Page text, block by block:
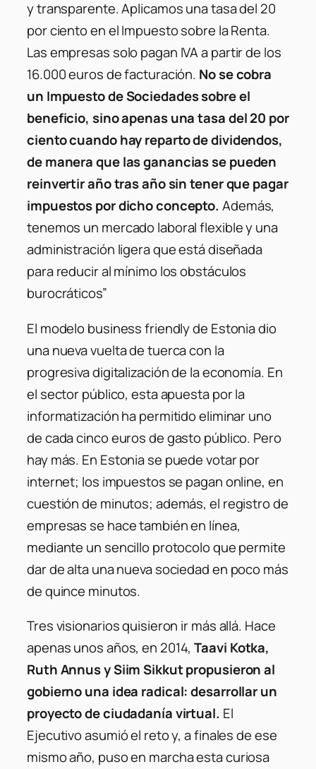
y transparente. Aplicamos una tasa del 20
por ciento en el Impuesto sobre la Renta.
Las empresas solo pagan IVA a partir de los
16.000 euros de facturación. No se cobra
un Impuesto de Sociedades sobre el
beneficio, sino apenas una tasa del 20 por
ciento cuando hay reparto de dividendos,
de manera que las ganancias se pueden
reinvertir año tras año sin tener que pagar
impuestos por dicho concepto. Además,
tenemos un mercado laboral flexible y una
administración ligera que está diseñada
para reducir al mínimo los obstáculos
burocráticos”
El modelo business friendly de Estonia dio
una nueva vuelta de tuerca con la
progresiva digitalización de la economía. En
el sector público, esta apuesta por la
informatización ha permitido eliminar uno
de cada cinco euros de gasto público. Pero
hay más. En Estonia se puede votar por
internet; los impuestos se pagan online, en
cuestión de minutos; además, el registro de
empresas se hace también en línea,
mediante un sencillo protocolo que permite
dar de alta una nueva sociedad en poco más
de quince minutos.
Tres visionarios quisieron ir más allá. Hace
apenas unos años, en 2014,Taavi Kotka,
Ruth Annus y Siim Sikkut propusieron al
gobierno una idea radical: desarrollar un
proyecto de ciudadanía virtual. El
Ejecutivo asumió el reto y, a finales de ese
mismo año, puso en marcha esta curiosa